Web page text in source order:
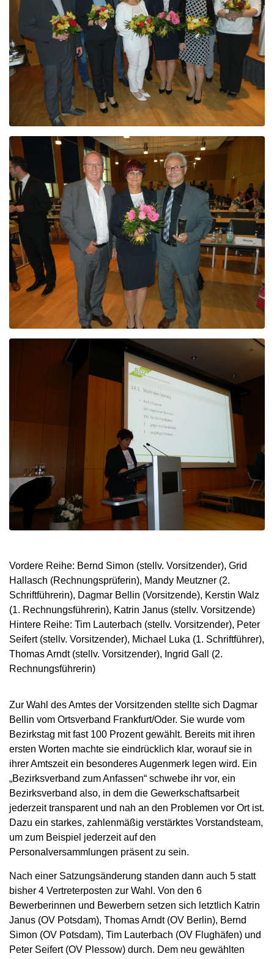
Vordere Reihe: Bernd Simon (stellv. Vorsitzender), Grid
Hallasch (Rechnungsprüferin), Mandy Meutzner (2.
Schriftführerin), Dagmar Bellin (Vorsitzende), Kerstin Walz
(1. Rechnungsführerin), Katrin Janus (stellv. Vorsitzende)
Hintere Reihe: Tim Lauterbach (stellv. Vorsitzender), Peter
Seifert (stellv. Vorsitzender), Michael Luka (1. Schriftführer),
Thomas Arndt (stellv. Vorsitzender), Ingrid Gall (2.
Rechnungsführerin)
Zur Wahl des Amtes der Vorsitzenden stellte sich Dagmar
Bellin vom Ortsverband Frankfurt/Oder. Sie wurde vom
Bezirkstag mit fast 100 Prozent gewählt. Bereits mit ihren
ersten Worten machte sie eindrücklich klar, worauf sie in
ihrer Amtszeit ein besonderes Augenmerk legen wird. Ein
„Bezirksverband zum Anfassen“ schwebe ihr vor, ein
Bezirksverband also, in dem die Gewerkschaftsarbeit
jederzeit transparent und nah an den Problemen vor Ort ist.
Dazu ein starkes, zahlenmäßig verstärktes Vorstandsteam,
um zum Beispiel jederzeit auf den
Personalversammlungen präsent zu sein.
Nach einer Satzungsänderung standen dann auch 5 statt
bisher 4 Vertreterposten zur Wahl. Von den 6
Bewerberinnen und Bewerbern setzen sich letztlich Katrin
Janus (OV Potsdam), Thomas Arndt (OV Berlin), Bernd
Simon (OV Potsdam), Tim Lauterbach (OV Flughäfen) und
Peter Seifert (OV Plessow) durch. Dem neu gewählten